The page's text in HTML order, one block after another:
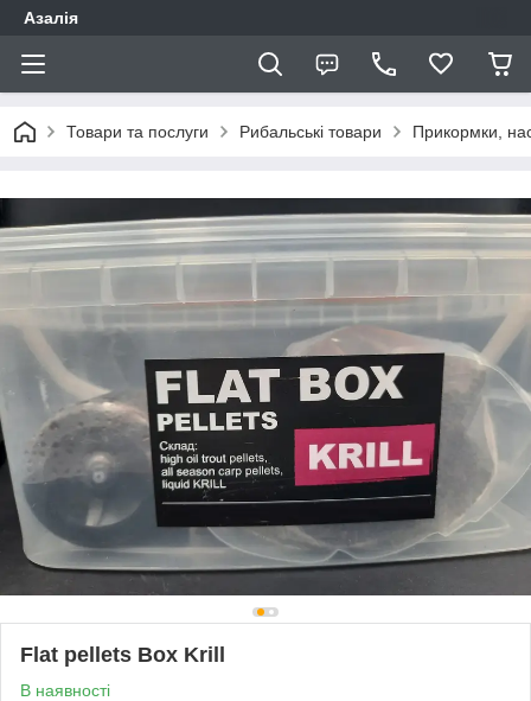
Азалія
Товари та послуги Рибальські товари Прикормки,
Flat pellets Box Krill
В наявності